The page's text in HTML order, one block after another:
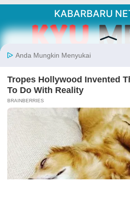
KABARBARU
Kabarbaru.co
inspiratif dari sudut
Follow